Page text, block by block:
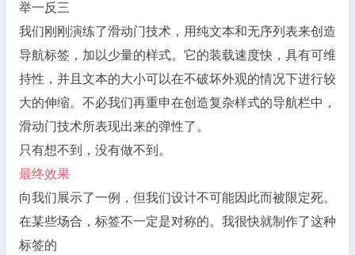
举一反三
我们刚刚演练了滑动门技术，用纯文本和无序列表来创造
导航标签，加以少量的样式。它的装载速度快，具有可维
持性，并且文本的大小可以在不破坏外观的情况下进行较
大的伸缩。不必我们再重申在创造复杂样式的导航栏中，
滑动门技术所表现出来的弹性了。
只有想不到，没有做不到。
最终效果
向我们展示了一例，但我们设计不可能因此而被限定死。
在某些场合，标签不一定是对称的。我很快就制作了这种
标签的